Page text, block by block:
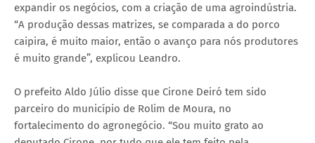
expandir os negócios, com a criação de uma agroindústria.
“A produção dessas matrizes, se comparada a do porco
caipira, é muito maior, então o avanço para nós produtores
é muito grande”, explicou Leandro.
O prefeito Aldo Júlio disse que Cirone Deiró tem sido
parceiro do município de Rolim de Moura, no
fortalecimento do agronegócio. “Sou muito grato ao